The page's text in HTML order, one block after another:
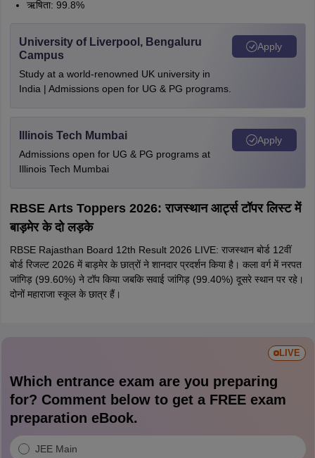
ऋषिता: 99.8%
University of Liverpool, Bengaluru
Campus
Study at a world-renowned UK university in
India | Admissions open for UG & PG programs.
Apply
Illinois Tech Mumbai
Admissions open for UG & PG programs at
Illinois Tech Mumbai
Apply
RBSE Arts Toppers 2026: राजस्थान आर्ट्स टॉपर लिस्ट में
बाड़मेर के दो लड़के
RBSE Rajasthan Board 12th Result 2026 LIVE: राजस्थान बोर्ड 12वीं
बोर्ड रिजल्ट 2026 में बाड़मेर के छात्रों ने शानदार प्रदर्शन किया है। कला वर्ग में नरपत
जांगिड़ (99.60%) ने टॉप किया जबकि सवाई जांगिड़ (99.40%) दूसरे स्थान पर रहे।
दोनों महाराजा स्कूल के छात्र हैं।
LIVE
Which entrance exam are you preparing
for? Comment below to get a FREE exam
preparation eBook.
JEE Main